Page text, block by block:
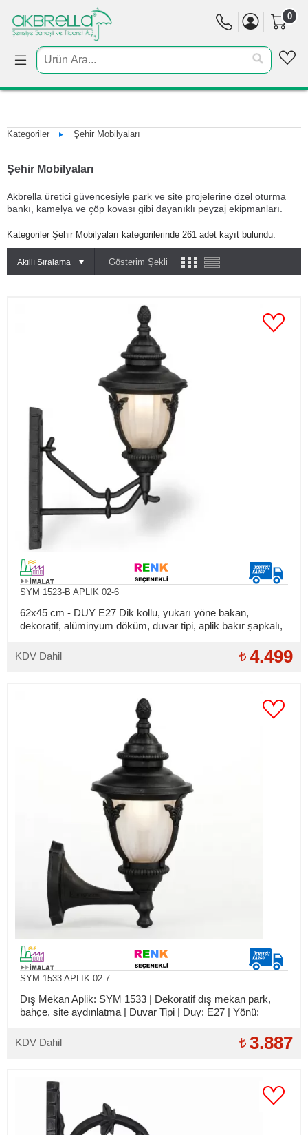
0
Kategoriler Şehir Mobilyaları
Şehir Mobilyaları
Akbrella üretici güvencesiyle park ve site projelerine özel oturma
bankı, kamelya ve çöp kovası gibi dayanıklı peyzaj ekipmanları.
Kategoriler Şehir Mobilyaları kategorilerinde 261 adet kayıt bulundu.
Akıllı Sıralama Gösterim Şekli
SYM 1523-B APLIK 02-6
62x45 cm - DUY E27 Dik kollu, yukarı yöne bakan,
dekoratif, alüminyum döküm, duvar tipi, aplik bakır şapkalı,
KDV Dahil
4.499
SYM 1533 APLIK 02-7
Dış Mekan Aplik: SYM 1533 | Dekoratif dış mekan park,
bahçe, site aydınlatma | Duvar Tipi | Duy: E27 | Yönü:
Bakır Şapkalı | Kalite: CE, IP55, TSE
KDV Dahil 3.887